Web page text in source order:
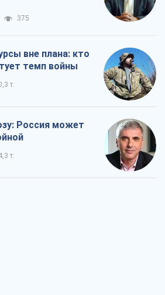
375
вне плана: кто
темп войны
т.
Россия может
т.